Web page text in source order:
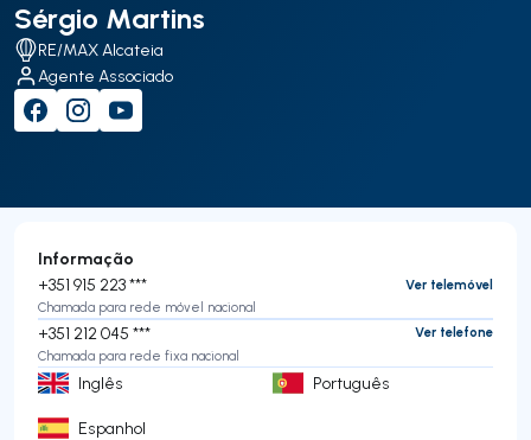
Sérgio Martins
RE/MAX Alcateia
Agente Associado
Informação
+351 915 223 ***
Ver telemóvel
Chamada para rede móvel nacional
+351 212 045 ***
Ver telefone
Chamada para rede fixa nacional
Inglês Português
Espanhol